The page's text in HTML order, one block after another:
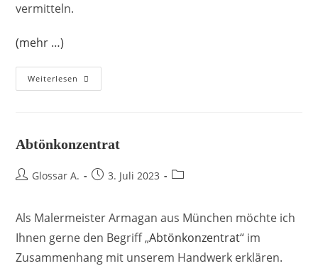
vermitteln.
(mehr …)
Weiterlesen
Abtönkonzentrat
Glossar A. 3. Juli 2023
Als Malermeister Armagan aus München möchte ich
Ihnen gerne den Begriff „Abtönkonzentrat“ im
Zusammenhang mit unserem Handwerk erklären.